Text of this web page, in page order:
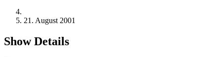
21. August 2001
Show Details